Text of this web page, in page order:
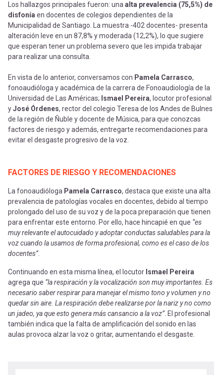
Los hallazgos principales fueron: una alta prevalencia (75,5%) de
disfonía en docentes de colegios dependientes de la
Municipalidad de Santiago. La muestra -402 docentes- presenta
alteración leve en un 87,8% y moderada (12,2%), lo que sugiere
que esperan tener un problema severo que les impida trabajar
para realizar una consulta.
En vista de lo anterior, conversamos con Pamela Carrasco,
fonoaudióloga y académica de la carrera de Fonoaudiología de la
Universidad de Las Américas; Ismael Pereira, locutor profesional
yJosé Órdenes, rector del colegio Teresa de los Andes de Bulnes
de la región de Ñuble y docente de Música, para que conozcas
factores de riesgo y además, entregarte recomendaciones para
evitar el desgaste progresivo de la voz.
FACTORES DE RIESGO Y RECOMENDACIONES
La fonoaudióloga Pamela Carrasco, destaca que existe una alta
prevalencia de patologías vocales en docentes, debido al tiempo
prolongado del uso de su voz y de la poca preparación que tienen
para enfrentar este entorno. Por ello, hace hincapié en que “es
muy relevante el autocuidado y adoptar conductas saludables para la
voz cuando la usamos de forma profesional, como es el caso de los
docentes”.
Continuando en esta misma línea, el locutor Ismael Pereira
agrega que “la respiración y la vocalización son muy importantes. Es
necesario saber respirar para manejar el mismo tono y volumen y no
quedar sin aire. La respiración debe realizarse por la nariz y no como
un jadeo, ya que esto genera más cansancio a la voz”. El profesional
también indica que la falta de amplificación del sonido en las
aulas provoca alzar la voz o gritar, aumentando el desgaste.